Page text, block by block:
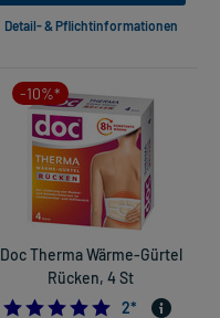
Detail- & Pflichtinformationen
-10%*
Doc Therma Wärme-Gürtel
Rücken, 4 St
5.0
2*